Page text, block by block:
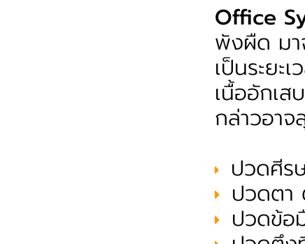
Office
พังผืด มา
เป็นระยะ
เนื้ออักเส
กล่าวอาจ
ปวดศีร
ปวดตา
ปวดข้อ